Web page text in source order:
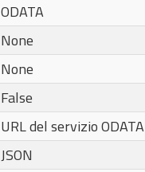
ODATA
None
None
False
URL del servizio
JSON